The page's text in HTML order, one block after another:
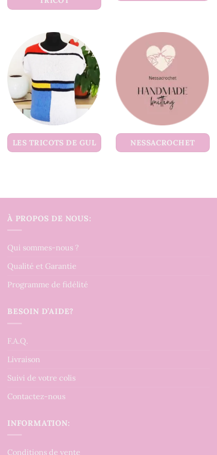
LES TRICOTS DE GUL NESSACROCHET
À PROPOS DE NOUS:
Qui sommes-nous ?
Qualité et Garantie
Programme de fidélité
BESOIN D’AIDE?
F.A.Q.
Livraison
Suivi de votre colis
Contactez-nous
INFORMATION:
Conditions de vente